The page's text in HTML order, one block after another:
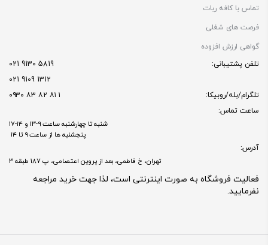
تماس با کافه ربات
فرصت های شغلی
گواهی ارزش افزوده
تلفن پشتیبانی:
5819 9130 021
1312 9109 021
تلگرام/بله/روبیکا:
۱ ۸۱ ۸۲ ۸۳ ۰۹۳۰
ساعت تماس:
شنبه تا چهارشنبه ساعت ۹-۱۳ و ۱۴-۱۷
پنجشنبه ها از ساعت ۹ تا ۱۴
آدرس:
تهران، خ فاطمی، بعد از پروین اعتصامی، پ 187 طبقه 3
فعالیت فروشگاه به صورت اینترنتی است، لذا جهت خرید مراجعه
نفرمایید.